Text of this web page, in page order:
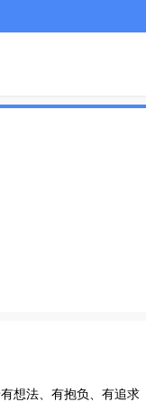
想法、有抱负、有追求